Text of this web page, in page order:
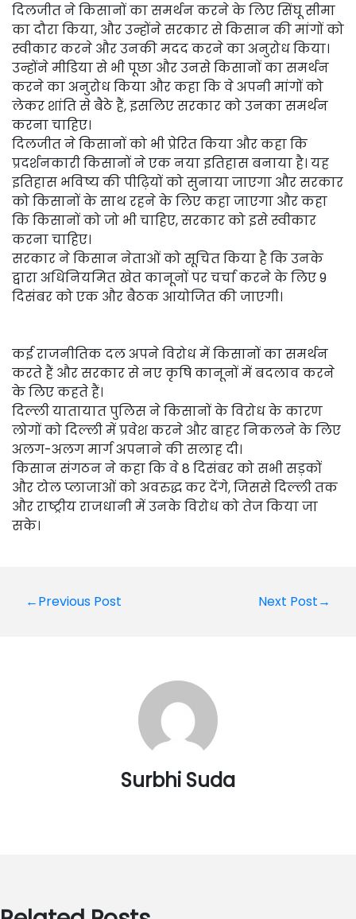
दिलजीत ने किसानों का समर्थन करने के लिए सिंघू सीमा
का दौरा किया, और उन्होंने सरकार से किसान की मांगों को
स्वीकार करने और उनकी मदद करने का अनुरोध किया।
उन्होंने मीडिया से भी पूछा और उनसे किसानों का समर्थन
करने का अनुरोध किया और कहा कि वे अपनी मांगों को
लेकर शांति से बैठे हैं, इसलिए सरकार को उनका समर्थन
करना चाहिए।
दिलजीत ने किसानों को भी प्रेरित किया और कहा कि
प्रदर्शनकारी किसानों ने एक नया इतिहास बनाया है। यह
इतिहास भविष्य की पीढ़ियों को सुनाया जाएगा और सरकार
को किसानों के साथ रहने के लिए कहा जाएगा और कहा
कि किसानों को जो भी चाहिए, सरकार को इसे स्वीकार
करना चाहिए।
सरकार ने किसान नेताओं को सूचित किया है कि उनके
द्वारा अधिनियमित खेत कानूनों पर चर्चा करने के लिए 9
दिसंबर को एक और बैठक आयोजित की जाएगी।
कई राजनीतिक दल अपने विरोध में किसानों का समर्थन
करते हैं और सरकार से नए कृषि कानूनों में बदलाव करने
के लिए कहते हैं।
दिल्ली यातायात पुलिस ने किसानों के विरोध के कारण
लोगों को दिल्ली में प्रवेश करने और बाहर निकलने के लिए
अलग-अलग मार्ग अपनाने की सलाह दी।
किसान संगठन ने कहा कि वे 8 दिसंबर को सभी सड़कों
और टोल प्लाजाओं को अवरुद्ध कर देंगे, जिससे दिल्ली तक
और राष्ट्रीय राजधानी में उनके विरोध को तेज किया जा
सके।
Post
←Previous Post Next Post→
Surbhi Suda